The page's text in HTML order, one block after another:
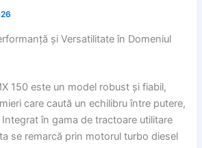
și Versatilitate în Domeniul
150 este un model robust și fiabil,
care caută un echilibru între putere,
în gama de tractoare utilitare
se remarcă prin motorul turbo diesel